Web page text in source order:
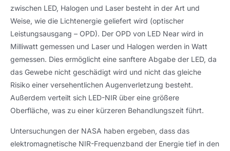
zwischen LED, Halogen und Laser besteht in der Art und
Weise, wie die Lichtenergie geliefert wird (optischer
Leistungsausgang – OPD). Der OPD von LED Near wird in
Milliwatt gemessen und Laser und Halogen werden in Watt
gemessen. Dies ermöglicht eine sanftere Abgabe der LED, da
das Gewebe nicht geschädigt wird und nicht das gleiche
Risiko einer versehentlichen Augenverletzung besteht.
Außerdem verteilt sich LED-NIR über eine größere
Oberfläche, was zu einer kürzeren Behandlungszeit führt.
Untersuchungen der NASA haben ergeben, dass das
elektromagnetische NIR-Frequenzband der Energie tief in den